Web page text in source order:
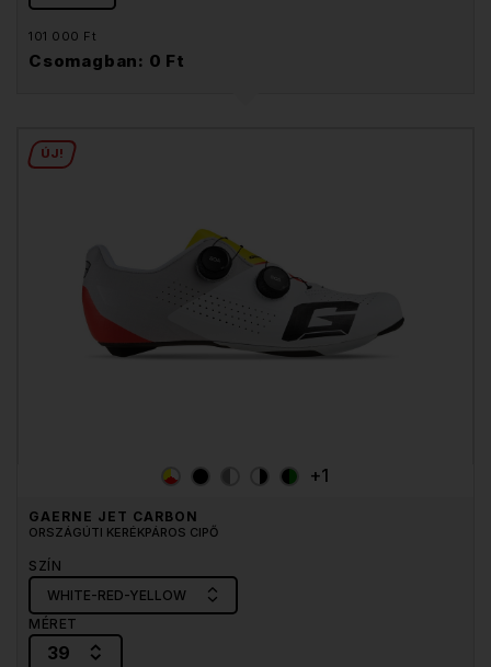
101 000 Ft
Csomagban: 0 Ft
ÚJ!
+1
GAERNE JET CARBON
ORSZÁGÚTI KERÉKPÁROS CIPŐ
SZÍN
WHITE-RED-YELLOW
MÉRET
39